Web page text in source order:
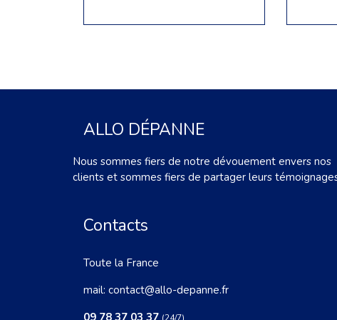
ALLO DÉPANNE
Nous sommes fiers de notre dévouement envers nos
clients et sommes fiers de partager leurs
Contacts
Toute la France
mail: contact@allo-depanne.fr
09 78 37 03 37